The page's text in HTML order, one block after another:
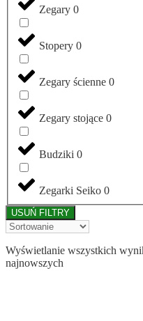
Zegary 0
Stopery 0
Zegary ścienne 0
Zegary stojące 0
Budziki 0
Zegarki Seiko 0
USUŃ FILTRY
Wyświetlanie wszystkich
najnowszych